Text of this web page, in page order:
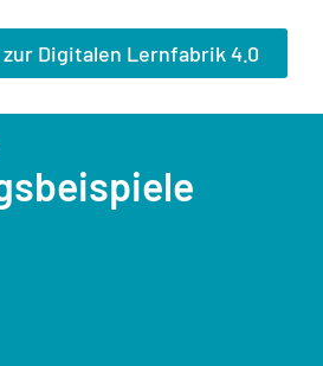
Digitalen Lernfabrik 4.0